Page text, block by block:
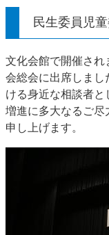
民生委員児
文化会館で開催され
会総会に出席しまし
ける身近な相談者
増進に多大なるご尽
申し上げます。